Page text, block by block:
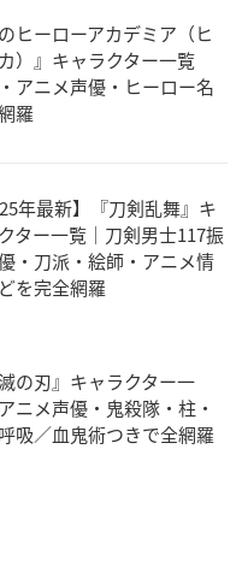
のヒーローアカデミア（ヒ
）』キャラクター一覧
アニメ声優・ヒーロー名
羅
年最新】『刀剣乱舞』キ
ター一覧｜刀剣男士117振
・刀派・絵師・アニメ情
を完全網羅
滅の刃』キャラクター一
ニメ声優・鬼殺隊・柱・
吸／血鬼術つきで全網羅